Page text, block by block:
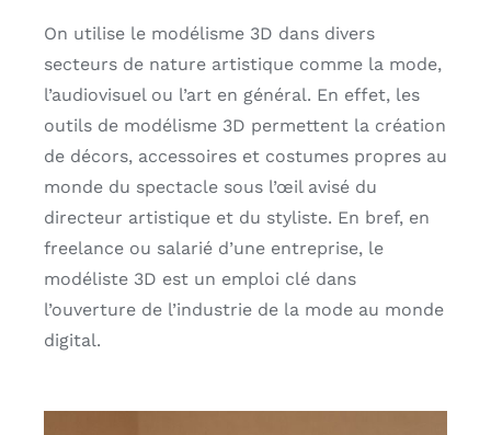
On utilise le modélisme 3D dans divers
secteurs de nature artistique comme la mode,
l’audiovisuel ou l’art en général. En effet, les
outils de modélisme 3D permettent la création
de décors, accessoires et costumes propres au
monde du spectacle sous l’œil avisé du
directeur artistique et du styliste. En bref, en
freelance ou salarié d’une entreprise, le
modéliste 3D est un emploi clé dans
l’ouverture de l’industrie de la mode au monde
digital.